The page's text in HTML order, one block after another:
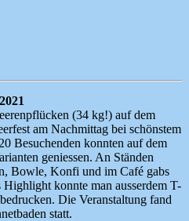
(34 kg!) auf dem
am Nachmittag bei schönstem
Besuchenden konnten auf dem
geniessen. An Ständen
Bowle, Konfi und im Café gabs
konnte man ausserdem T-
Die Veranstaltung fand
statt.